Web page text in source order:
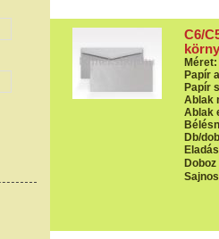
C6/
Méret:
Papír
Papír
Ablak
Ablak
Db/